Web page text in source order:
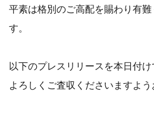
平素は格別のご高配を賜わり有
す。
以下のプレスリリースを本日付け
よろしくご査収くださいますよう